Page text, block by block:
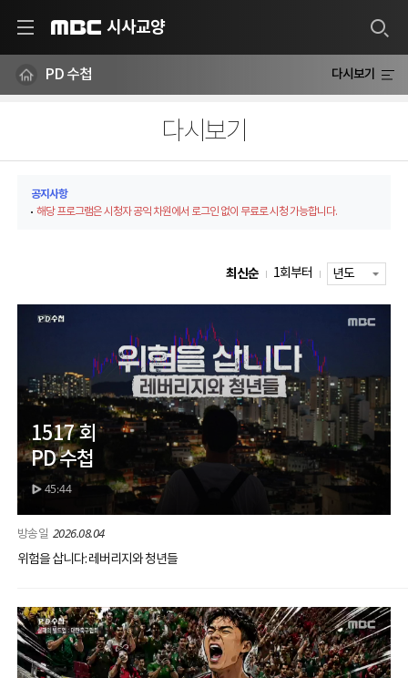
시사교양
PD 수첩 다시보기
다시보기
공지사항
해당 프로그램은 시청자 공익 차원에서 로그인 없이 무료로 시청 가능합니다.
최신순 1회부터
1517 회
PD 수첩
45:44
2026.08.04
위험을 삽니다: 레버리지와 청년들